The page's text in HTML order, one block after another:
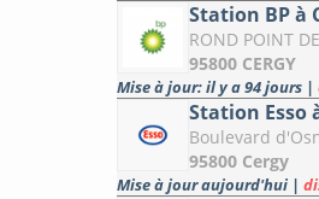
Station BP à
ROND POINT
95800 CERGY
Mise à jour: il y a 94 jours |
Station Esso
Boulevard
95800 Cergy
Mise à jour aujourd'hui |